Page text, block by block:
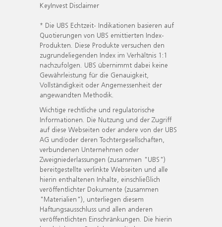
KeyInvest Disclaimer
* Die UBS Echtzeit- Indikationen basieren auf
Quotierungen von UBS emittierten Index-
Produkten. Diese Produkte versuchen den
zugrundeliegenden Index im Verhältnis 1:1
nachzufolgen. UBS übernimmt dabei keine
Gewährleistung für die Genauigkeit,
Vollständigkeit oder Angemessenheit der
angewandten Methodik.
Wichtige rechtliche und regulatorische
Informationen. Die Nutzung und der Zugriff
auf diese Webseiten oder andere von der UBS
AG und/oder deren Tochtergesellschaften,
verbundenen Unternehmen oder
Zweigniederlassungen (zusammen "UBS")
bereitgestellte verlinkte Webseiten und alle
hierin enthaltenen Inhalte, einschließlich
veröffentlichter Dokumente (zusammen
"Materialien"), unterliegen diesem
Haftungsausschluss und allen anderen
veröffentlichten Einschränkungen. Die hierin